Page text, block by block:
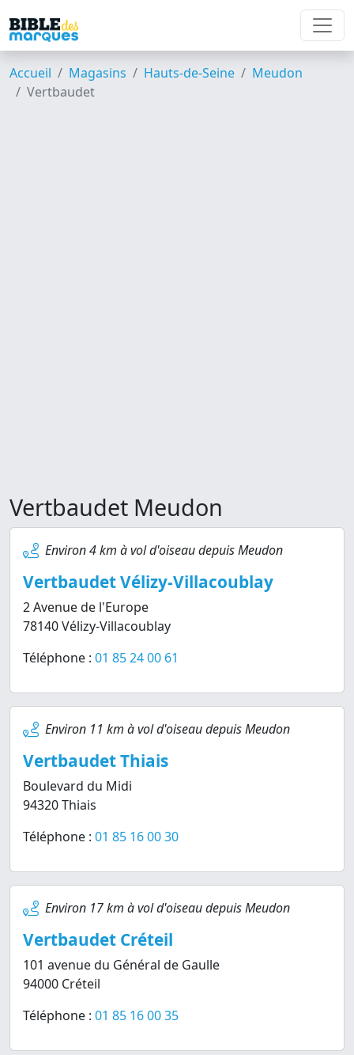
Accueil Magasins Hauts-de-Seine
Meudon
Vertbaudet
Vertbaudet Meudon
Environ 4 km à vol d'oiseau depuis Meudon
Vertbaudet Vélizy-Villacoublay
2 Avenue de l'Europe
78140 Vélizy-Villacoublay
Téléphone : 01 85 24 00 61
Environ 11 km à vol d'oiseau depuis Meudon
Vertbaudet Thiais
Boulevard du Midi
94320 Thiais
Téléphone : 01 85 16 00 30
Environ 17 km à vol d'oiseau depuis Meudon
Vertbaudet Créteil
101 avenue du Général de Gaulle
94000 Créteil
Téléphone : 01 85 16 00 35